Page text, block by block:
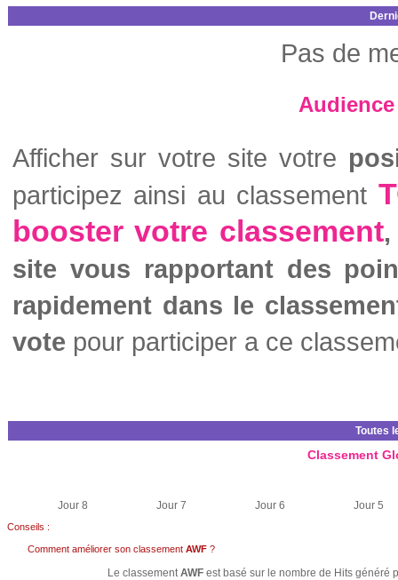
Pas de
Afficher sur votre site votre
participez ainsi au classement
booster votre classement,
site vous rapportant des
rapidement dans le
vote pour participer a ce
Toutes
Classement
Jour 8 Jour 7 Jour 6 Jour 5
Conseils :
Comment améliorer son classement AWF ?
Le classementAWF est basé sur le nombre de Hits généré